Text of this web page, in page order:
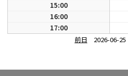
15:00
16:00
17:00
前日
2026-06-25